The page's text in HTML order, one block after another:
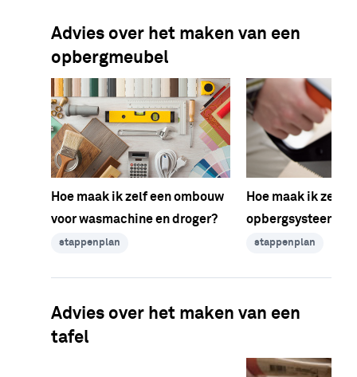
Advies over het maken van een
opbergmeubel
Hoe maak ik zelf een ombouw
voor wasmachine en droger?
stappenplan
Hoe maak ik zelf
opbergsysteem in
stappenplan
Advies over het maken van een
tafel